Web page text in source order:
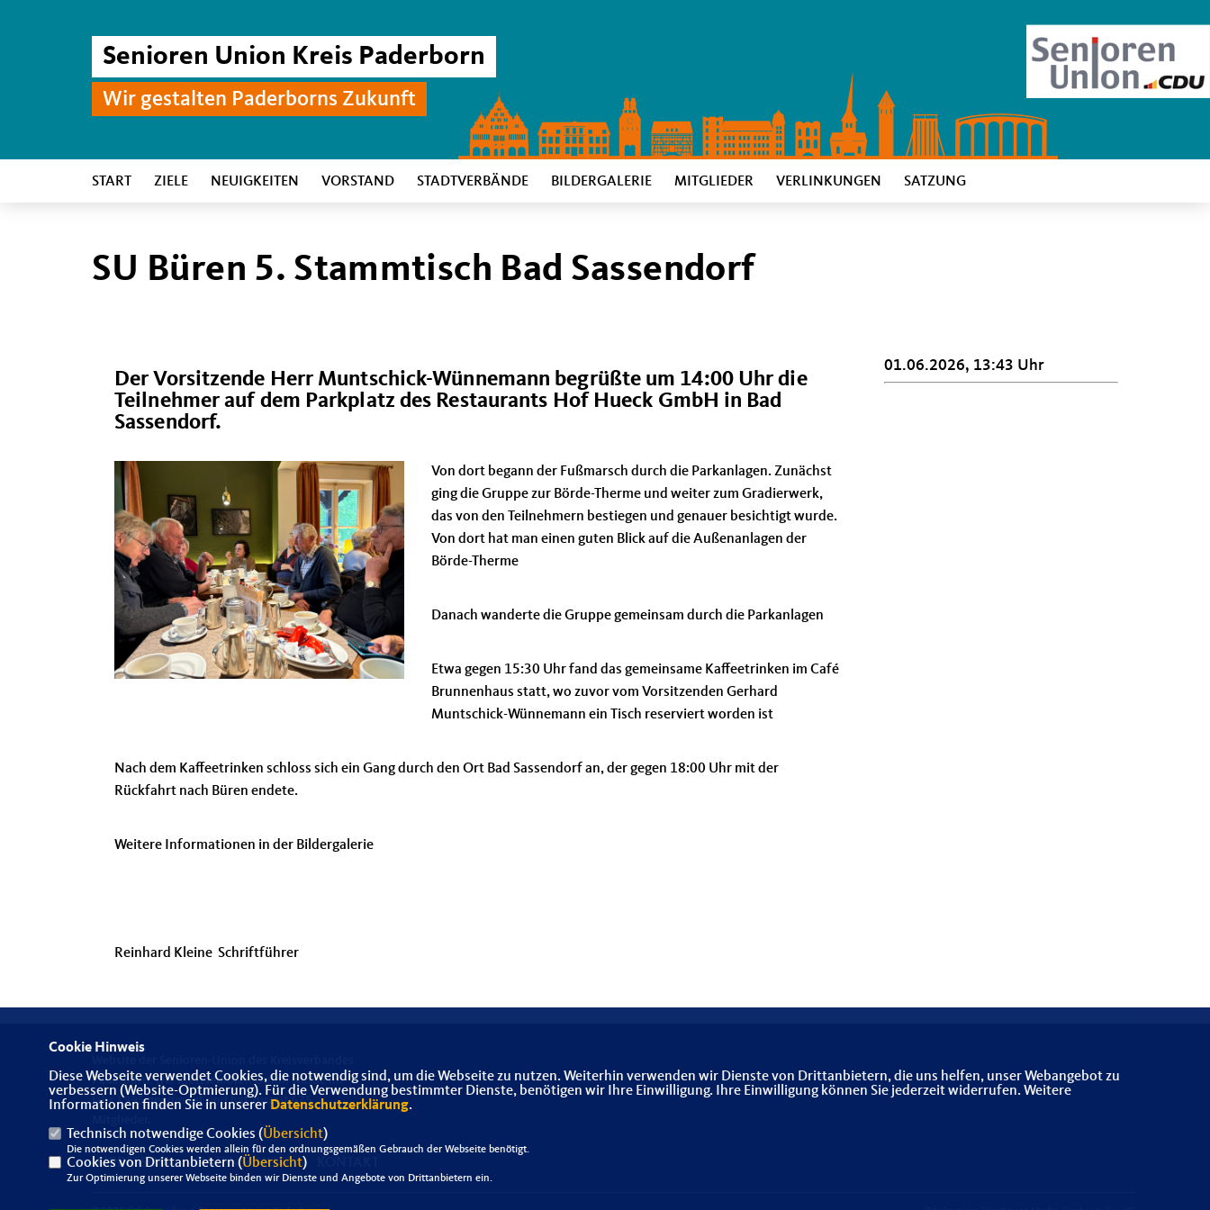
Senioren Union Kreis Paderborn
Wir gestalten Paderborns Zukunft
START ZIELE NEUIGKEITEN VORSTAND STADTVERBÄNDE BILDERGALERIE MITGLIEDER VERLINKUNGEN SATZUNG
SU Büren 5. Stammtisch Bad Sassendorf
Der Vorsitzende Herr Muntschick-Wünnemann begrüßte um 14:00 Uhr die
Teilnehmer auf dem Parkplatz des Restaurants Hof Hueck GmbH in Bad
Sassendorf.
Von dort begann der Fußmarsch durch die Parkanlagen. Zunächst
ging die Gruppe zur Börde-Therme und weiter zum Gradierwerk,
das von den Teilnehmern bestiegen und genauer besichtigt wurde.
Von dort hat man einen guten Blick auf die Außenanlagen der
Börde-Therme
Danach wanderte die Gruppe gemeinsam durch die Parkanlagen
Etwa gegen 15:30 Uhr fand das gemeinsame Kaffeetrinken im Café
Brunnenhaus statt, wo zuvor vom Vorsitzenden Gerhard
Muntschick-Wünnemann ein Tisch reserviert worden ist
Nach dem Kaffeetrinken schloss sich ein Gang durch den Ort Bad Sassendorf an, der gegen 18:00 Uhr mit der
Rückfahrt nach Büren endete.
Weitere Informationen in der Bildergalerie
Reinhard Kleine Schriftführer
01.06.2026, 13:43 Uhr
Paderborn. Die Kreissenioren Union wurde im
Jahr 1995 gegründet und hat zurzeit 675
IMPRESSUM DATENSCHUTZ
Cookie Hinweis
Diese Webseite verwendet Cookies, die notwendig sind, um die Webseite zu nutzen. Weiterhin verwenden wir Dienste von Drittanbietern, die uns helfen, unser Webangebot zu
verbessern (Website-Optmierung). Für die Verwendung bestimmter Dienste, benötigen wir Ihre Einwilligung. Ihre Einwilligung können Sie jederzeit widerrufen. Weitere
Informationen finden Sie in unserer Datenschutzerklärung.
Technisch notwendige Cookies (Übersicht)
Die notwendigen Cookies werden allein für den ordnungsgemäßen Gebrauch der Webseite benötigt.
Cookies von Drittanbietern (Übersicht)
Zur Optimierung unserer Webseite binden wir Dienste und Angebote von Drittanbietern ein.